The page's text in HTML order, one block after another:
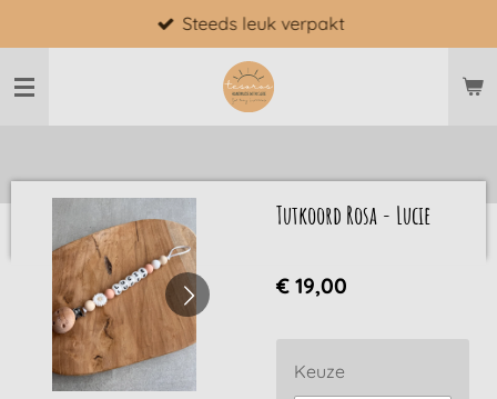
naar
Steeds leuk verpakt
Tutkoord Rosa - Lucie
€ 19,00
Keuze